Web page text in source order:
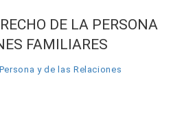
DE LA PERSONA
FAMILIARES
y de las Relaciones